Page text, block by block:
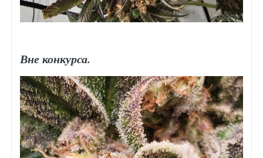
Вне конкурса.